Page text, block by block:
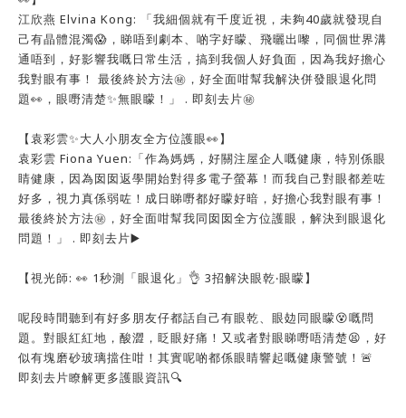
江欣燕 Elvina Kong: 「我細個就有千度近視，未夠40歲就發現自
己有晶體混濁😱，睇唔到劇本、啲字好矇、飛曬出嚟，同個世界溝
通唔到，好影響我嘅日常生活，搞到我個人好負面，因為我好擔心
我對眼有事！ 最後終於方法㊙️，好全面咁幫我解決併發眼退化問
題👀，眼嘢清楚✨無眼矇！」 . 即刻去片㊙️
【袁彩雲✨大人小朋友全方位護眼👀】
袁彩雲 Fiona Yuen:「作為媽媽，好關注屋企人嘅健康，特別係眼
睛健康，因為囡囡返學開始對得多電子螢幕！而我自己對眼都差咗
好多，視力真係弱咗！成日睇嘢都好矇好暗，好擔心我對眼有事！
最後終於方法㊙️，好全面咁幫我同囡囡全方位護眼，解決到眼退化
問題！」 . 即刻去片▶️
【視光師: 👀 1秒測「眼退化」👌 3️招解決眼乾‧眼矇】
呢段時間聽到有好多朋友仔都話自己有眼乾、眼攰同眼矇😵嘅問
題。對眼紅紅地，酸澀，眨眼好痛！又或者對眼睇嘢唔清楚😫，好
似有塊磨砂玻璃擋住咁！其實呢啲都係眼睛響起嘅健康警號！🚨
即刻去片瞭解更多護眼資訊🔍